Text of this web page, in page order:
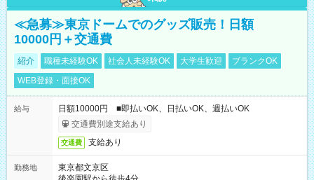
≪急募≫東京ドームでのグッズ販売！日額
10000円＋交通費
紹介 職種未経験OK 社会人未経験OK 大学生歓迎
ブランクOK
WEB登録・面接OK
給与
日額10000円 ■即払いOK、日払いOK、週払いOK
交通費別途支給あり
交通費 支給あり
勤務地
東京都文京区